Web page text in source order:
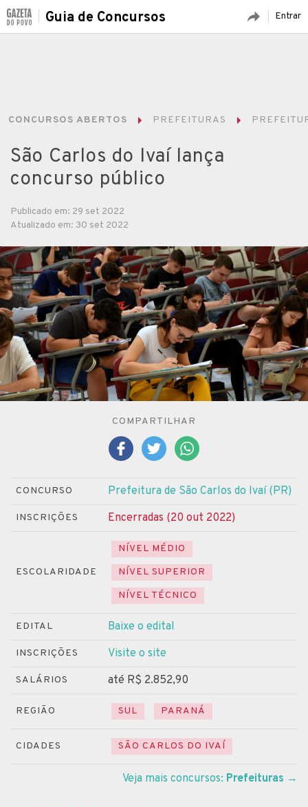
Entrar
Guia de Concursos
CONCURSOS ABERTOS PREFEITURAS
São Carlos do Ivaí lança
concurso público
Publicado em: 29 set 2022
Atualizado em: 30 set 2022
COMPARTILHAR
CONCURSO Prefeitura de São Carlos do Ivaí (PR)
INSCRIÇÕES Encerradas (20 out 2022)
ESCOLARIDADE
NÍVEL MÉDIO
NÍVEL SUPERIOR
NÍVEL TÉCNICO
EDITAL Baixe o edital
INSCRIÇÕES Visite o site
SALÁRIOS até R$ 2.852,90
REGIÃO SUL PARANÁ
CIDADES SÃO CARLOS DO IVAÍ
Veja mais concursos: Prefeituras →